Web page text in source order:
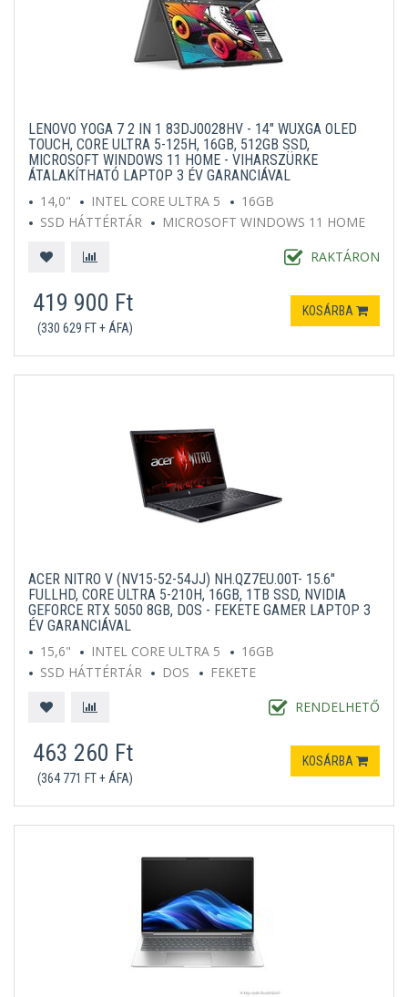
LENOVO YOGA 7 2 IN 1 83DJ0028HV - 14" WUXGA OLED
TOUCH, CORE ULTRA 5-125H, 16GB, 512GB SSD,
MICROSOFT WINDOWS 11 HOME - VIHARSZÜRKE
ÁTALAKÍTHATÓ LAPTOP 3 ÉV GARANCIÁVAL
14,0"
INTEL CORE ULTRA 5
16GB
SSD HÁTTÉRTÁR
MICROSOFT WINDOWS 11 HOME
RAKTÁRON
419 900 Ft
(330 629 FT + ÁFA)
KOSÁRBA
ACER NITRO V (NV15-52-54JJ) NH.QZ7EU.00T- 15.6"
FULLHD, CORE ULTRA 5-210H, 16GB, 1TB SSD, NVIDIA
GEFORCE RTX 5050 8GB, DOS - FEKETE GAMER LAPTOP 3
ÉV GARANCIÁVAL
15,6"
INTEL CORE ULTRA 5
16GB
SSD HÁTTÉRTÁR
DOS FEKETE
RENDELHETŐ
463 260 Ft
(364 771 FT + ÁFA)
KOSÁRBA